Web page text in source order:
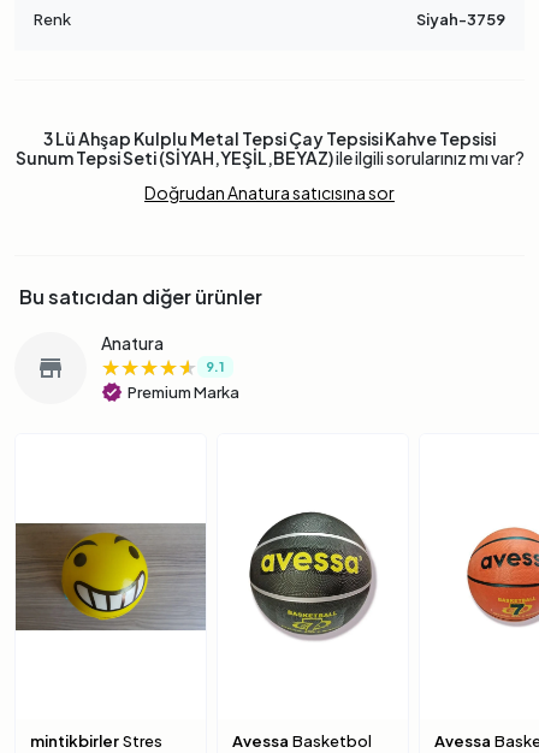
Renk Siyah-3759
3 Lü Ahşap Kulplu Metal Tepsi Çay Tepsisi Kahve Tepsisi
Sunum Tepsi Seti (SİYAH,YEŞİL,BEYAZ)ile ilgili sorularınız mı var?
Doğrudan Anatura satıcısına sor
Bu satıcıdan diğer ürünler
store
Anatura
★★★★★
★★★★★
★★★★★ 9.1
verified Premium Marka
mintikbirlerStres
Avessa Basketbol
Avessa